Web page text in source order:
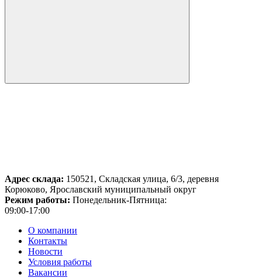
Адрес склада: 150521, Складская улица, 6/3, деревня
Корюково, Ярославский муниципальный округ
Режим работы: Понедельник-Пятница:
09:00-17:00
О компании
Контакты
Новости
Условия работы
Вакансии